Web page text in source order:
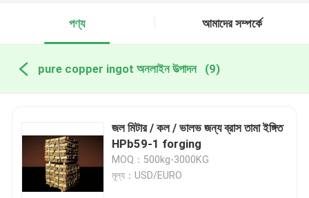
পণ্য
আমাদের সম্পর্কে
pure copper ingot অনলাইন উত্পাদন (9)
জল মিটার / কল / ভালভ জন্য ব্রাস তামা ইঙ্গিত
HPb59-1 forging
MOQ：500kg-3000KG
মূল্য：USD/EURO